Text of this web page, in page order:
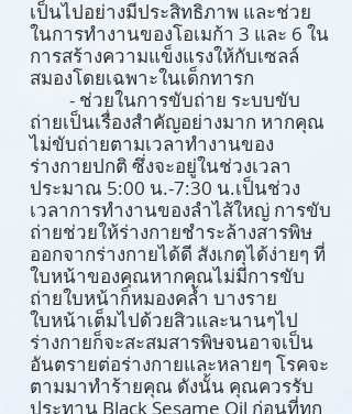
เป็นไปอย่างมีประสิทธิภาพ และช่วย
ในการทำงานของโอเมก้า 3 และ 6 ใน
การสร้างความแข็งแรงให้กับเซลล์
สมองโดยเฉพาะในเด็กทารก
- ช่วยในการขับถ่าย ระบบขับ
ถ่ายเป็นเรื่องสำคัญอย่างมาก หากคุณ
ไม่ขับถ่ายตามเวลาทำงานของ
ร่างกายปกติ ซึ่งจะอยู่ในช่วงเวลา
ประมาณ 5:00 น.-7:30 น.เป็นช่วง
เวลาการทำงานของลำไส้ใหญ่ การขับ
ถ่ายช่วยให้ร่างกายชำระล้างสารพิษ
ออกจากร่างกายได้ดี สังเกตุได้ง่ายๆ ที่
ใบหน้าของคุณหากคุณไม่มีการขับ
ถ่ายใบหน้าก็หมองคล้ำ บางราย
ใบหน้าเต็มไปด้วยสิวและนานๆไป
ร่างกายก็จะสะสมสารพิษจนอาจเป็น
อันตรายต่อร่างกายและหลายๆ โรคจะ
ตามมาทำร้ายคุณ ดังนั้น คุณควรรับ
ประทาน Black Sesame Oil ก่อนที่ทุก